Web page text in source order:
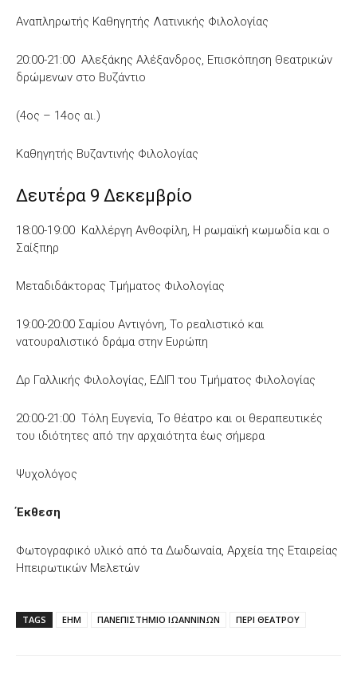
Αναπληρωτής Καθηγητής Λατινικής Φιλολογίας
20:00-21:00 Αλεξάκης Αλέξανδρος, Επισκόπηση Θεατρικών
δρώμενων στο Βυζάντιο
(4ος – 14ος αι.)
Καθηγητής Βυζαντινής Φιλολογίας
Δευτέρα 9 Δεκεμβρίο
18:00-19:00 Καλλέργη Ανθοφίλη, Η ρωμαϊκή κωμωδία και ο
Σαίξπηρ
Μεταδιδάκτορας Τμήματος Φιλολογίας
19:00-20:00 Σαμίου Αντιγόνη, Το ρεαλιστικό και
νατουραλιστικό δράμα στην Ευρώπη
Δρ Γαλλικής Φιλολογίας, ΕΔΙΠ του Τμήματος Φιλολογίας
20:00-21:00 Τόλη Ευγενία, Το θέατρο και οι θεραπευτικές
του ιδιότητες από την αρχαιότητα έως σήμερα
Ψυχολόγος
Έκθεση
Φωτογραφικό υλικό από τα Δωδωναία, Αρχεία της Εταιρείας
Ηπειρωτικών Μελετών
TAGS ΕΗΜ ΠΑΝΕΠΙΣΤΗΜΙΟ ΙΩΑΝΝΙΝΩΝ ΠΕΡΙ ΘΕΑΤΡΟΥ